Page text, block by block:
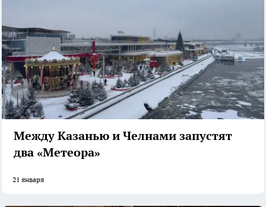
Между Казанью и Челнами запустят
два «Метеора»
21 января